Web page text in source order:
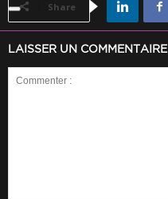
Share
LAISSER UN COMMENTAIRE